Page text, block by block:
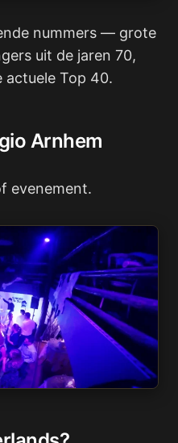
nummers — grote
uit de jaren 70,
actuele Top 40.
Arnhem
evenement.